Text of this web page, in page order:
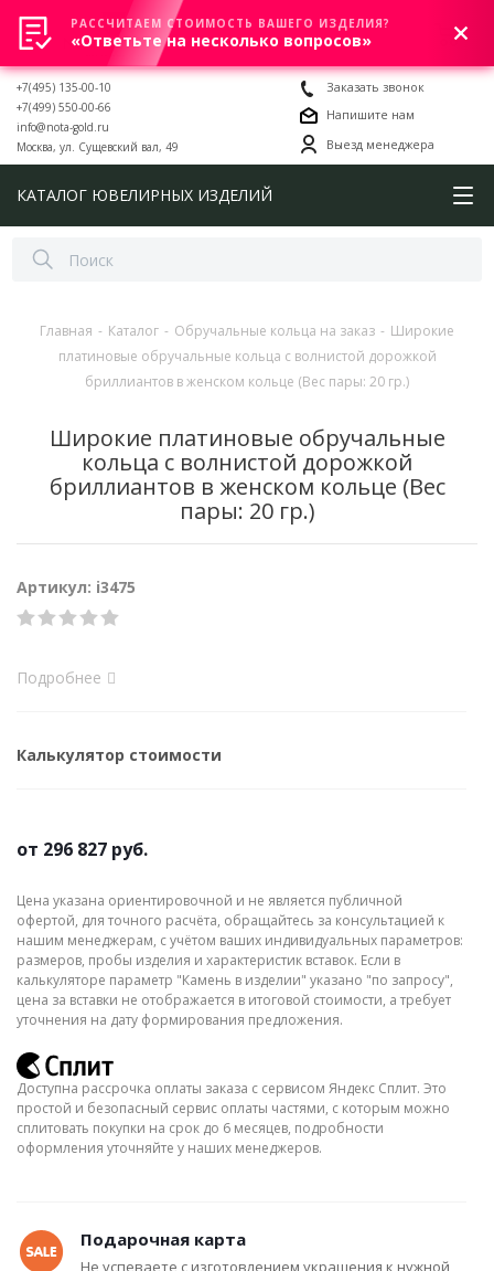
0
+7(495) 135-00-10
+7(499) 550-00-66
info@nota-gold.ru
Москва, ул. Сущевский вал, 49
Заказать звонок
Напишите нам
Выезд менеджера
КАТАЛОГ ЮВЕЛИРНЫХ ИЗДЕЛИЙ
Главная - Каталог - Обручальные кольца на заказ - Широкие
платиновые обручальные кольца с волнистой дорожкой
бриллиантов в женском кольце (Вес пары: 20 гр.)
Широкие платиновые обручальные
кольца с волнистой дорожкой
бриллиантов в женском кольце (Вес
пары: 20 гр.)
Артикул: i3475
Подробнее
Калькулятор стоимости
от 296 827 руб.
Цена указана ориентировочной и не является публичной
офертой, для точного расчёта, обращайтесь за консультацией к
нашим менеджерам, с учётом ваших индивидуальных параметров:
размеров, пробы изделия и характеристик вставок. Если в
калькуляторе параметр "Камень в изделии" указано "по запросу",
цена за вставки не отображается в итоговой стоимости, а требует
уточнения на дату формирования предложения.
Доступна рассрочка оплаты заказа с сервисом Яндекс Сплит. Это
простой и безопасный сервис оплаты частями, с которым можно
сплитовать покупки на срок до 6 месяцев, подробности
оформления уточняйте у наших менеджеров.
Подарочная карта
Не успеваете с изготовлением украшения к нужной
РАССЧИТАЕМ СТОИМОСТЬ ВАШЕГО ИЗДЕЛИЯ?
«Ответьте на несколько вопросов»